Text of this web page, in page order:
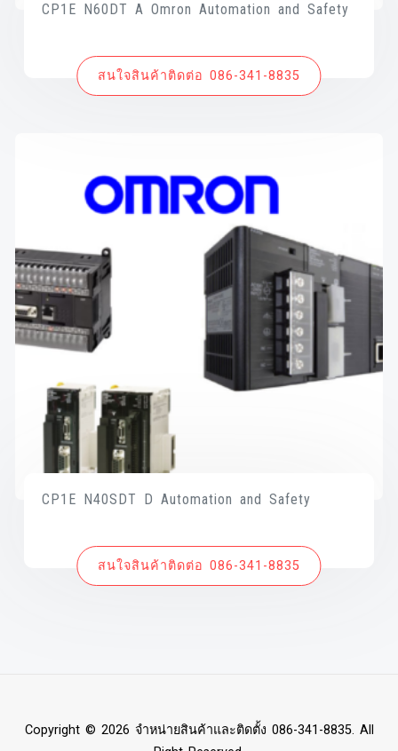
CP1E N60DT A Omron Automation and Safety
สนใจสินค้าติดต่อ 086-341-8835
CP1E N40SDT D Automation and Safety
สนใจสินค้าติดต่อ 086-341-8835
Copyright © 2026 จำหน่ายสินค้าและติดตั้ง 086-341-8835. All